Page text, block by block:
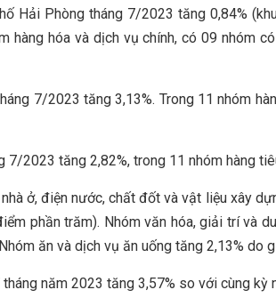
Hải Phòng tháng 7/2023 tăng 0,84%
hàng hóa và dịch vụ chính, có 09 nhóm
7/2023 tăng 3,13%. Trong 11 nhóm
2023 tăng 2,82%, trong 11 nhóm hàng
ở, điện nước, chất đốt và vật liệu xây
phần trăm). Nhóm văn hóa, giải trí và
ăn và dịch vụ ăn uống tăng 2,13% do
năm 2023 tăng 3,57% so với cùng kỳ